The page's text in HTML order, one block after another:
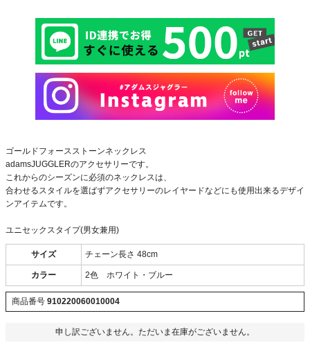
ゴールドフォースストーンネックレス
adamsJUGGLERのアクセサリーです。
これからのシーズンに必須のネックレスは、
合わせるスタイルを選ばずアクセサリーのレイヤードなどにも使用出来るデザイ
ンアイテムです。
ユニセックスタイプ(男女兼用)
サイズ チェーン長さ 48cm
カラー 2色 ホワイト・ブルー
商品番号 910220060010004
申し訳ございません。ただいま在庫がございません。